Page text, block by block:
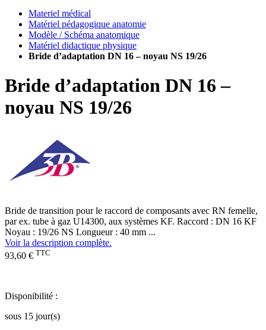
Materiel médical
Matériel pédagogique anatomie
Modèle / Schéma anatomique
Matériel didactique physique
Bride d’adaptation DN 16 – noyau NS 19/26
Bride d’adaptation DN 16 –
noyau NS 19/26
Bride de transition pour le raccord de composants avec RN femelle,
par ex. tube à gaz U14300, aux systèmes KF. Raccord : DN 16 KF
Noyau : 19/26 NS Longueur : 40 mm ...
Voir la description complète.
93,60 € TTC
Disponibilité :
sous 15 jour(s)